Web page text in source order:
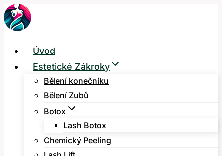
Přeskočit
na
Úvod
Estetické Zákroky
Bělení konečníku
Bělení Zubů
Botox
Lash Botox
Chemický Peeling